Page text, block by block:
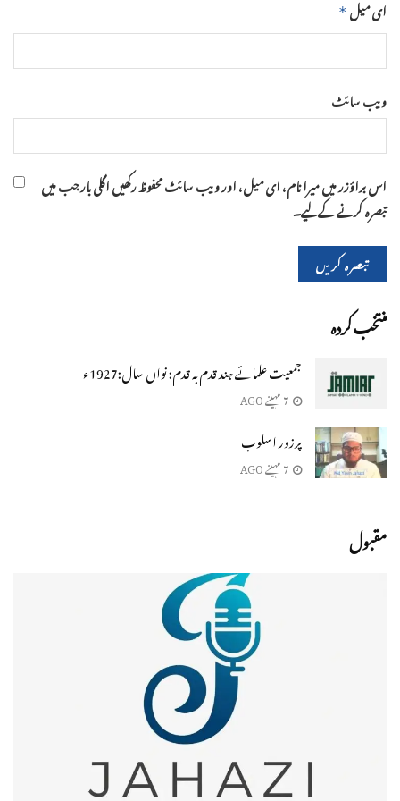
ای میل *
ویب‌ سائٹ
اس براؤزر میں میرا نام، ای میل، اور ویب سائٹ محفوظ رکھیں اگلی بار جب میں
تبصرہ کرنے کےلیے۔
منتخب کردہ
جمعیت علمائے ہند قدم بہ قدم: نواں سال:1927ء
پرزور اسلوب
مقبول